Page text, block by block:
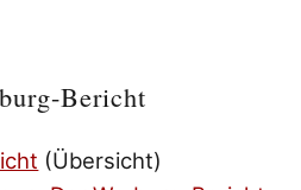
Bericht
(Übersicht)